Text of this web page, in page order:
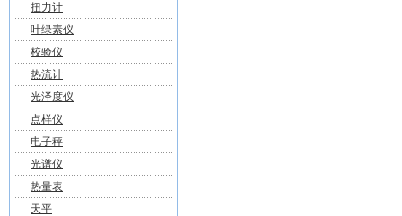
扭力计
叶绿素仪
校验仪
热流计
光泽度仪
点样仪
电子秤
光谱仪
热量表
天平